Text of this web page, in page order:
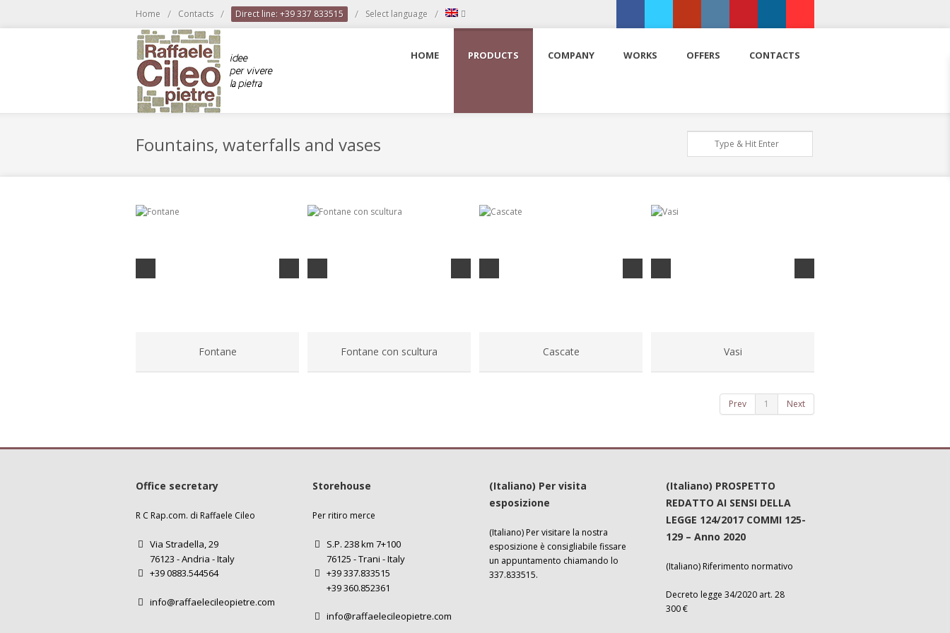
Home / Contacts / Direct line: +39 337 833515 / Select language /
HOME PRODUCTS COMPANY WORKS OFFERS CONTACTS
Fountains, waterfalls and vases
Fontane Fontane con scultura Cascate Vasi
Prev 1 Next
Office secretary
R C Rap.com. di Raffaele Cileo
Via Stradella, 29
76123 - Andria - Italy
+39 0883.544564
info@raffaelecileopietre.com
Storehouse
Per ritiro merce
S.P. 238 km 7+100
76125 - Trani - Italy
+39 337.833515
+39 360.852361
info@raffaelecileopietre.com
(Italiano) Per visita
esposizione
(Italiano) Per visitare la nostra
esposizione è consigliabile fissare
un appuntamento chiamando lo
337.833515.
(Italiano) PROSPETTO
REDATTO AI SENSI DELLA
LEGGE 124/2017 COMMI 125-
129 – Anno 2020
(Italiano) Riferimento normativo
Decreto legge 34/2020 art. 28
300 €